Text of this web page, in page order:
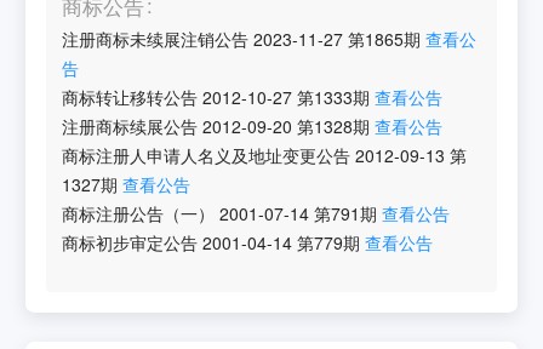
注册商标未续展注销公告 2023-11-27 第1865期 查看公
告
商标转让移转公告 2012-10-27 第1333期 查看公告
注册商标续展公告 2012-09-20 第1328期 查看公告
商标注册人申请人名义及地址变更公告 2012-09-13 第
1327期 查看公告
商标注册公告（一）
2001-07-14 第791期 查看公告
商标初步审定公告 2001-04-14 第779期 查看公告